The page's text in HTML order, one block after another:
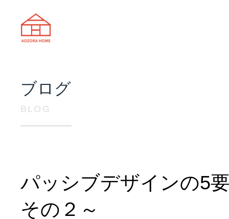
ブログ
BLOG
パッシブデザインの5
その２～